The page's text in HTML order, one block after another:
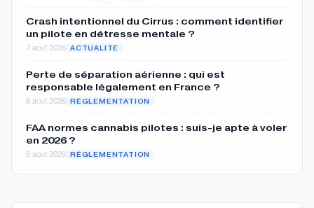
Crash intentionnel du Cirrus : comment identifier
un pilote en détresse mentale ?
7 aout 2026 ACTUALITÉ
Perte de séparation aérienne : qui est
responsable légalement en France ?
6 aout 2026 RÉGLEMENTATION
FAA normes cannabis pilotes : suis-je apte à voler
en 2026 ?
5 aout 2026 RÉGLEMENTATION